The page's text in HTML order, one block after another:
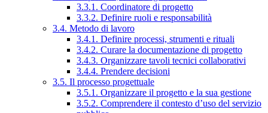
3.3.1. Coordinatore di progetto
3.3.2. Definire ruoli e responsabilità
3.4. Metodo di lavoro
3.4.1. Definire processi, strumenti e rituali
3.4.2. Curare la documentazione di progetto
3.4.3. Organizzare tavoli tecnici collaborativi
3.4.4. Prendere decisioni
3.5. Il processo progettuale
3.5.1. Organizzare il progetto e la sua gestione
3.5.2. Comprendere il contesto d’uso del servizio